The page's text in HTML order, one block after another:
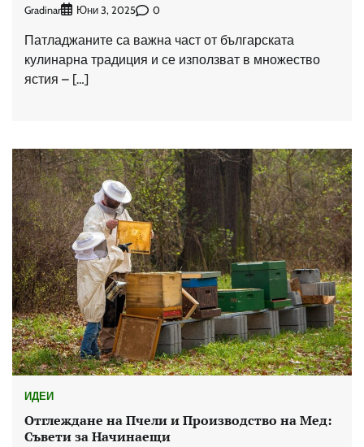
Gradinar Юни 3, 2025 0
Патладжаните са важна част от българската
кулинарна традиция и се използват в множество
ястия – […]
ИДЕИ
Отглеждане на Пчели и Производство на Мед:
Съвети за Начинаещи